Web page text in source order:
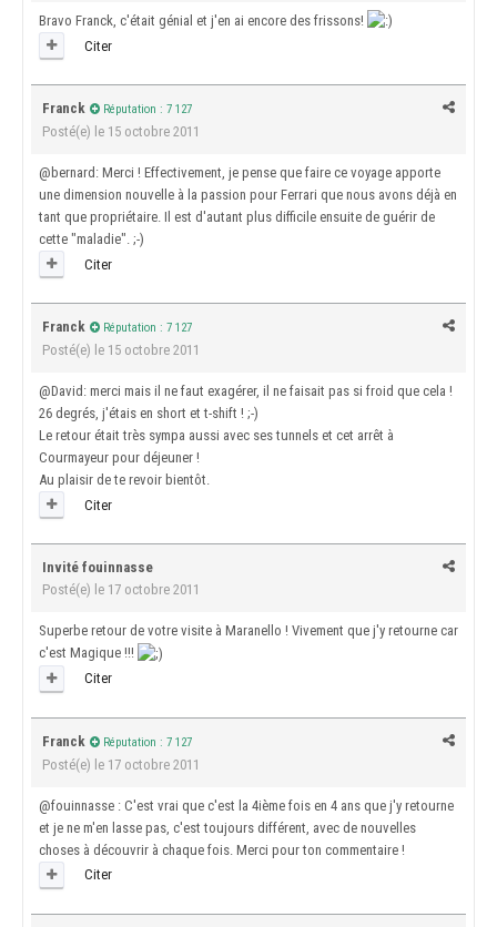
Bravo Franck, c'était génial et j'en ai encore des frissons!
Citer
Franck Réputation : 7 127
Posté(e) le 15 octobre 2011
@bernard: Merci ! Effectivement, je pense que faire ce voyage apporte
une dimension nouvelle à la passion pour Ferrari que nous avons déjà en
tant que propriétaire. Il est d'autant plus difficile ensuite de guérir de
cette "maladie". ;-)
Citer
Franck Réputation : 7 127
Posté(e) le 15 octobre 2011
@David: merci mais il ne faut exagérer, il ne faisait pas si froid que cela !
26 degrés, j'étais en short et t-shift ! ;-)
Le retour était très sympa aussi avec ses tunnels et cet arrêt à
Courmayeur pour déjeuner !
Au plaisir de te revoir bientôt.
Citer
Invité fouinnasse
Posté(e) le 17 octobre 2011
Superbe retour de votre visite à Maranello ! Vivement que j'y retourne car
c'est Magique !!!
Citer
Franck Réputation : 7 127
Posté(e) le 17 octobre 2011
@fouinnasse : C'est vrai que c'est la 4ième fois en 4 ans que j'y retourne
et je ne m'en lasse pas, c'est toujours différent, avec de nouvelles
choses à découvrir à chaque fois. Merci pour ton commentaire !
Citer